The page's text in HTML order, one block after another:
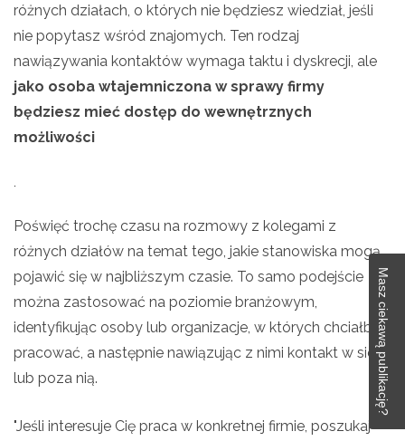
różnych działach, o których nie będziesz wiedział, jeśli
nie popytasz wśród znajomych. Ten rodzaj
nawiązywania kontaktów wymaga taktu i dyskrecji, ale
jako osoba wtajemniczona w sprawy firmy
będziesz mieć dostęp do wewnętrznych
możliwości
Poświęć trochę czasu na rozmowy z kolegami z
różnych działów na temat tego, jakie stanowiska mogą
pojawić się w najbliższym czasie. To samo podejście
można zastosować na poziomie branżowym,
identyfikując osoby lub organizacje, w których chciałbyś
pracować, a następnie nawiązując z nimi kontakt w sieci
lub poza nią.
"Jeśli interesuje Cię praca w konkretnej firmie, poszukaj
Masz ciekawą publikację?